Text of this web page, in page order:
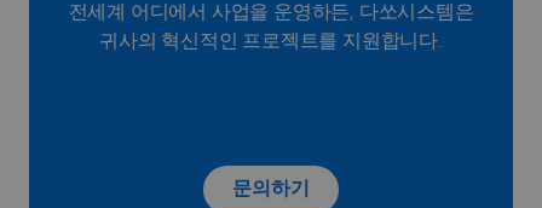
전세계 어디에서 사업을 운영하든, 다쏘시스템은
귀사의 혁신적인 프로젝트를 지원합니다.
문의하기